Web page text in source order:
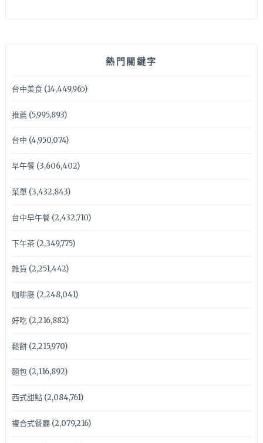
熱門關鍵字
台中美食(14,449,965)
推薦(5,995,893)
台中 (4,950,074)
早午餐(3,606,402)
菜單(3,432,843)
台中早午餐(2,432,710)
下午茶(2,349,775)
雜貨 (2,251,442)
咖啡廳(2,248,041)
好吃(2,216,882)
鬆餅(2,215,970)
麵包(2,116,892)
西式甜點(2,084,761)
複合式餐廳(2,079,216)